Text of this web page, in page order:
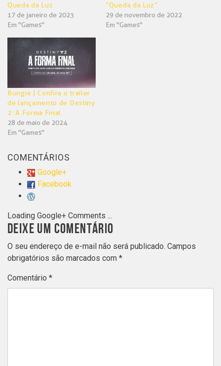
Queda da Luz
17 de janeiro de 2023
Em "Games"
“Queda da Luz”
29 de novembro de 2022
Em "Games"
Bungie | Confira o trailer
de lançamento de Destiny
2: A Forma Final
28 de maio de 2024
Em "Games"
COMENTÁRIOS
Google+
Facebook
Loading Google+ Comments ...
DEIXE UM COMENTÁRIO
O seu endereço de e-mail não será publicado. Campos
obrigatórios são marcados com *
Comentário *